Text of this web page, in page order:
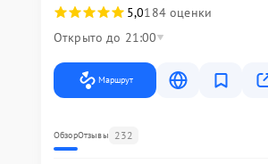
5,0184 оценки
Открыто до 21:00
Маршрут
ОбзорОтзывы 232